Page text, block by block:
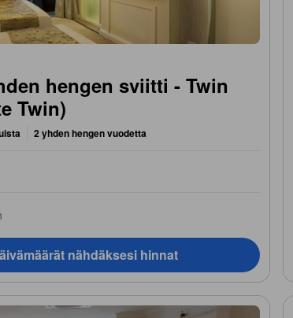
hengen sviitti - Twin
Twin)
2 yhden hengen vuodetta
nähdäksesi hinnat